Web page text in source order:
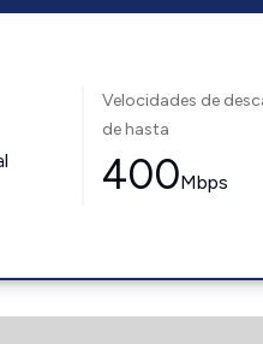
Velocidades de
de hasta
400Mbps